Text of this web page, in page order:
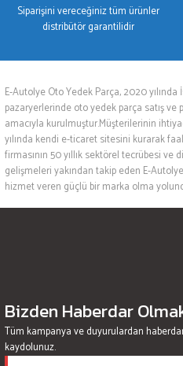
Siparişini vereceğiniz tüm ürünler
distribütör garantilidir
E-Autolye Oto Yedek Parça, 2020
pazaryerlerinde oto yedek parça satış
amacıyla kurulmuştur.Müşterilerinin
yılında kendi e-ticaret sitesini kurarak
firmasının 50 yıllık sektörel tecrübesi
gelişmeleri yakından takip eden E-
hizmet veren güçlü bir marka olma
Bizden Haberdar
Tüm kampanya ve duyurulardan
kaydolunuz.